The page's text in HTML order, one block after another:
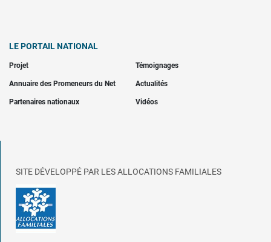
LE PORTAIL NATIONAL
Projet Témoignages
Annuaire des Promeneurs du Net Actualités
Partenaires nationaux Vidéos
SITE DÉVELOPPÉ PAR LES ALLOCATIONS FAMILIALES